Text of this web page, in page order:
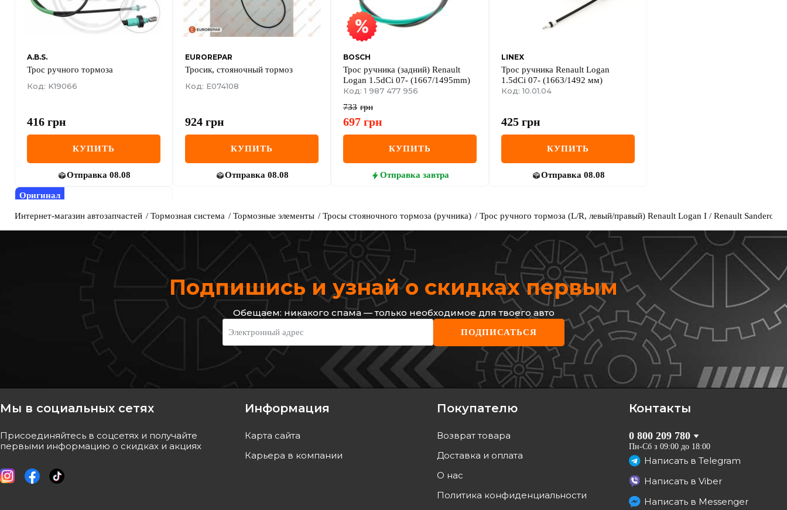
A.B.S.
Трос ручного тормоза
Код: K19066
416 грн
КУПИТЬ
Отправка 08.08
EUROREPAR
Тросик, cтояночный тормоз
Код: E074108
924 грн
КУПИТЬ
Отправка 08.08
BOSCH
Трос ручника (задний) Renault
Logan 1.5dCi 07- (1667/1495mm)
Код: 1 987 477 956
733 грн
697 грн
КУПИТЬ
Отправка завтра
LINEX
Трос ручника Renault Logan
1.5dCi 07- (1663/1492 мм)
Код: 10.01.04
425 грн
КУПИТЬ
Отправка 08.08
Оригинал
Logan 1.5dCi 07- (1665/1495mm)
ожидаем поставку
Интернет-магазин автозапчастей Тормозная система Тормозные элементы Тросы стояночного тормоза (ручника) Трос ручного тормоза (L/R, левый/правый) Renault Logan I / Renault Sandero I
Подпишись и узнай о скидках первым
Обещаем: никакого спама — только необходимое для твоего авто
Электронный адрес ПОДПИСАТЬСЯ
Мы в социальных сетях
Присоединяйтесь в соцсетях и получайте
первыми информацию о скидках и акциях
Контакты
0 800 209 780
Пн-Сб з 09:00 до 18:00
Написать в Telegram
Написать в Viber
Написать в Messenger
Информация
Карта сайта
Карьера в компании
Покупателю
Возврат товара
Доставка и оплата
О нас
Политика конфиденциальности